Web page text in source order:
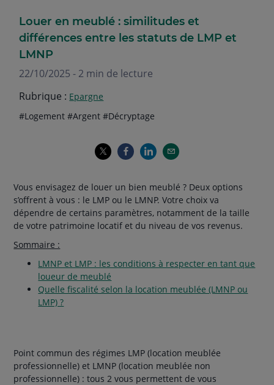
Louer en meublé : similitudes et
différences entre les statuts de LMP et
LMNP
22/10/2025 - 2 min de lecture
Rubrique : Epargne
Thématiques
hashtag
#Logementhashtag
#Argenthashtag
#Décryptage
Vous envisagez de louer un bien meublé ? Deux options
s’offrent à vous : le LMP ou le LMNP. Votre choix va
dépendre de certains paramètres, notamment de la taille
de votre patrimoine locatif et du niveau de vos revenus.
Sommaire :
LMNP et LMP : les conditions à respecter en tant que
loueur de meublé
Quelle fiscalité selon la location meublée (LMNP ou
LMP) ?
Point commun des régimes LMP (location meublée
professionnelle) et LMNP (location meublée non
professionnelle) : tous 2 vous permettent de vous